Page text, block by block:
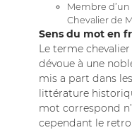
Membre
Chevalier de
Sens du mot en
Le terme
dévoue à une
mis a part dans
littérature
mot correspond
cependant le